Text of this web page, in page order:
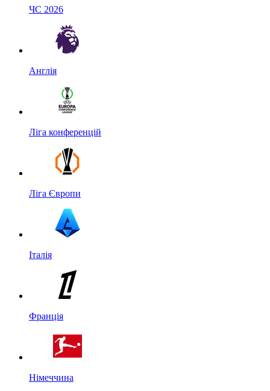
ЧС 2026
Англія
Ліга конференцій
Ліга Європи
Італія
Франція
Німеччина